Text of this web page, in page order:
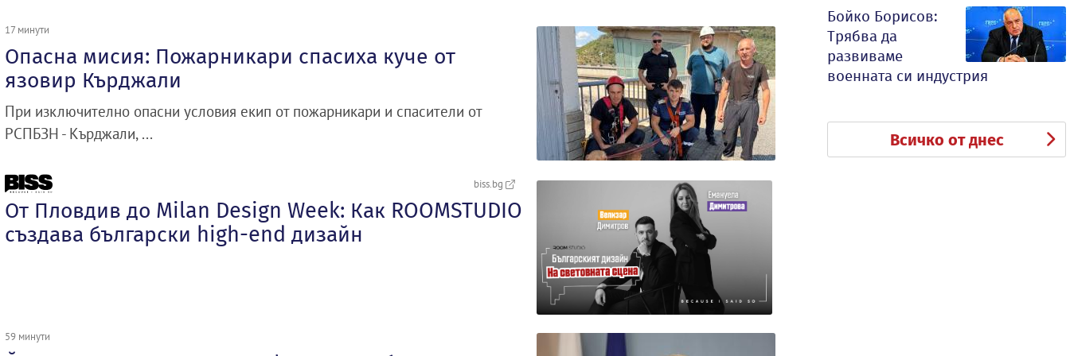
17 минути
Опасна мисия: Пожарникари спасиха куче от
язовир Кърджали
При изключително опасни условия екип от пожарникари и спасители от
РСПБЗН - Кърджали, ...
biss.bg
От Пловдив до Milan Design Week: Как ROOMSTUDIO
създава български high-end дизайн
59 минути
Бойко Борисов:
Трябва да
развиваме
военната си индустрия
Всичко от днес